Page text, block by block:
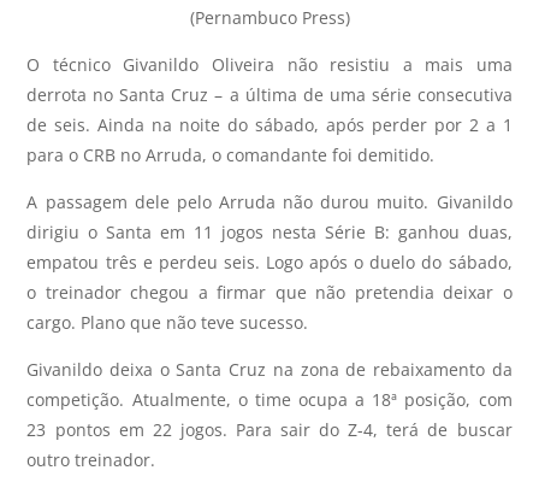
(Pernambuco Press)
O técnico Givanildo Oliveira não resistiu a mais uma
derrota no Santa Cruz – a última de uma série consecutiva
de seis. Ainda na noite do sábado, após perder por 2 a 1
para o CRB no Arruda, o comandante foi demitido.
A passagem dele pelo Arruda não durou muito. Givanildo
dirigiu o Santa em 11 jogos nesta Série B: ganhou duas,
empatou três e perdeu seis. Logo após o duelo do sábado,
o treinador chegou a firmar que não pretendia deixar o
cargo. Plano que não teve sucesso.
Givanildo deixa o Santa Cruz na zona de rebaixamento da
competição. Atualmente, o time ocupa a 18ª posição, com
23 pontos em 22 jogos. Para sair do Z-4, terá de buscar
outro treinador.